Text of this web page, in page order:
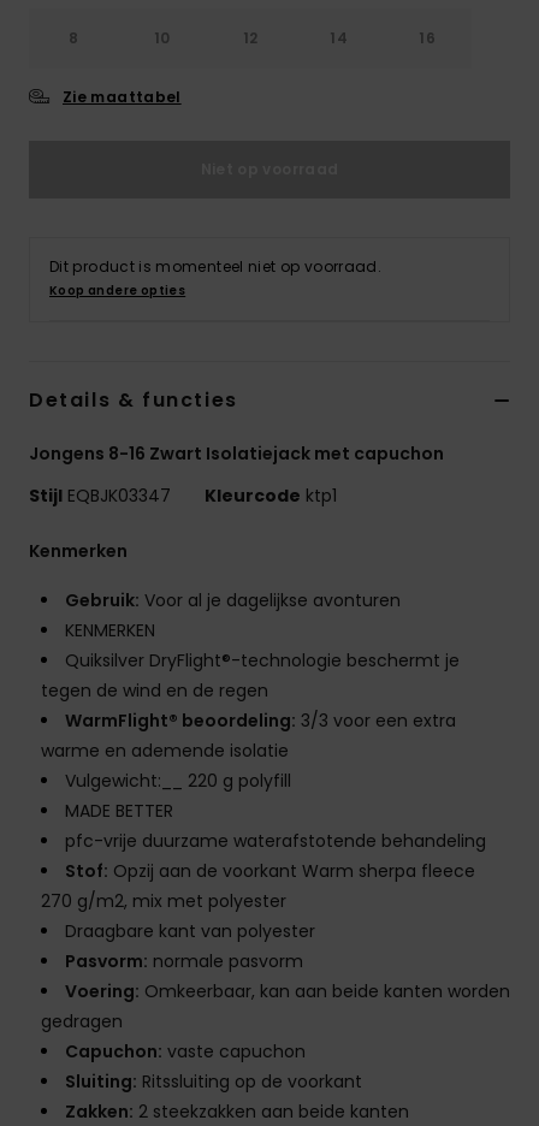
8 10 12 14 16
Zie maattabel
Dit product is momenteel niet op voorraad.
Koop andere opties
Details & functies
Jongens 8-16 Zwart Isolatiejack met capuchon
Stijl EQBJK03347 Kleurcode ktp1
Kenmerken
Gebruik: Voor al je dagelijkse avonturen
KENMERKEN
Quiksilver DryFlight®-technologie beschermt je
tegen de wind en de regen
WarmFlight® beoordeling: 3/3 voor een extra
warme en ademende isolatie
Vulgewicht:__ 220 g polyfill
MADE BETTER
pfc-vrije duurzame waterafstotende behandeling
Stof: Opzij aan de voorkant Warm sherpa fleece
270 g/m2, mix met polyester
Draagbare kant van polyester
Pasvorm: normale pasvorm
Voering: Omkeerbaar, kan aan beide kanten worden
gedragen
Capuchon: vaste capuchon
Sluiting: Ritssluiting op de voorkant
Zakken: 2 steekzakken aan beide kanten